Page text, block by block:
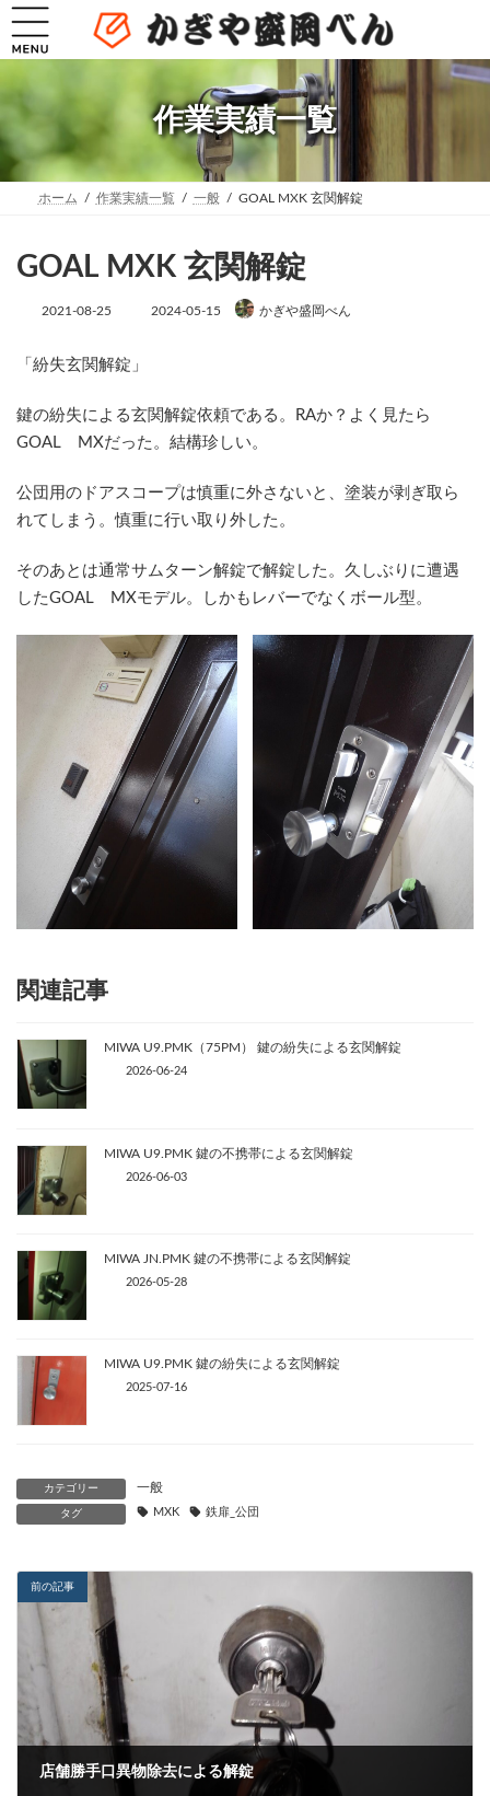
コ
テ
へ
ッ
プ
ナ
ゲ
ョ
移
動
作業実績一覧
ホーム 作業実績一覧 一般 GOAL MXK 玄関解錠
GOAL MXK 玄関解錠
2021-08-25
最
:
2024-05-15 かぎや盛岡べん
「紛失玄関解錠」
鍵の紛失による玄関解錠依頼である。RAか？よく見たら
GOAL MXだった。結構珍しい。
公団用のドアスコープは慎重に外さないと、塗装が剥ぎ取ら
れてしまう。慎重に行い取り外した。
そのあとは通常サムターン解錠で解錠した。久しぶりに遭遇
したGOAL MXモデル。しかもレバーでなくボール型。
関連記事
MIWA U9.PMK（75PM） 鍵の紛失による玄関解錠
2026-06-24
MIWA U9.PMK 鍵の不携帯による玄関解錠
2026-06-03
MIWA JN.PMK 鍵の不携帯による玄関解錠
2026-05-28
MIWA U9.PMK 鍵の紛失による玄関解錠
2025-07-16
カテゴリー 一般
タグ MXK 鉄扉_公団
前の記事
店舗勝手口異物除去による解錠